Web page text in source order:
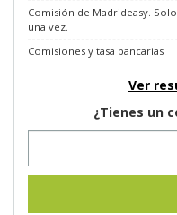
Comisión de Madrideasy. Solo
una vez.
Comisiones y tasa bancarias
Ver
¿Tienes un